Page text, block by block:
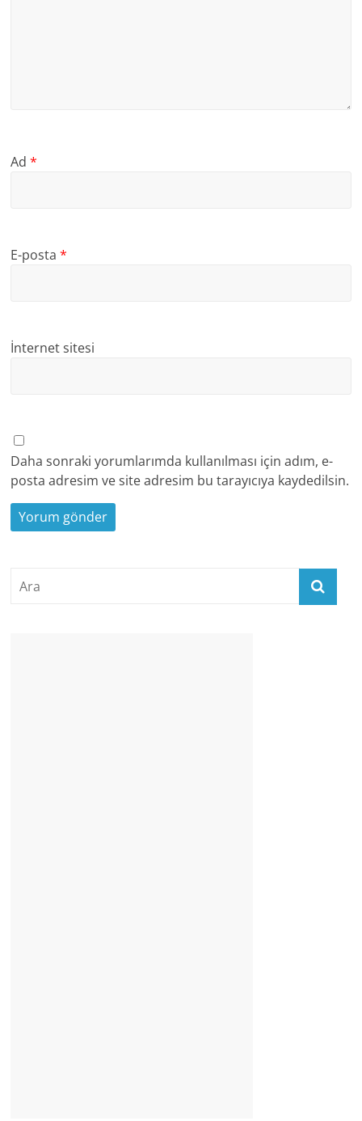
Ad*
E-posta*
İnternet sitesi
Daha sonraki yorumlarımda kullanılması için adım, e-
posta adresim ve site adresim bu tarayıcıya kaydedilsin.